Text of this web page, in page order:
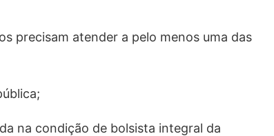
precisam atender a pelo menos uma das
na condição de bolsista integral da